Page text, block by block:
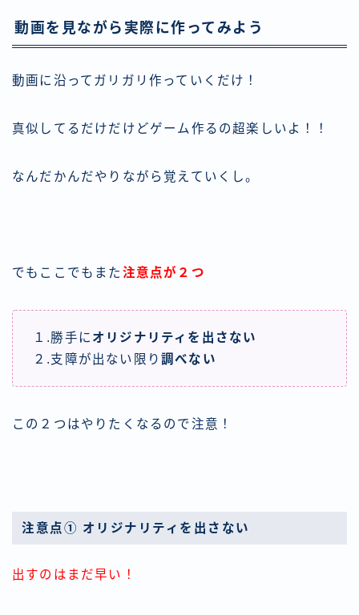
動画を見ながら実際に作ってみよう
動画に沿ってガリガリ作っていくだけ！
真似してるだけだけどゲーム作るの超楽しいよ！！
なんだかんだやりながら覚えていくし。
でもここでもまた 注意点が２つ
１.勝手に オリジナリティを出さない
２.支障が出ない限り 調べない
この２つはやりたくなるので注意！
注意点① オリジナリティを出さない
出すのはまだ早い！